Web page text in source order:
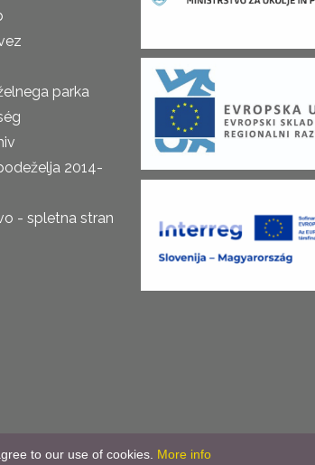
parka
2014-
- spletna stran
to our use of cookies. More info